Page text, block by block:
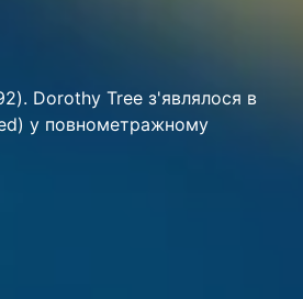
Dorothy Tree з'являлося в
у повнометражному